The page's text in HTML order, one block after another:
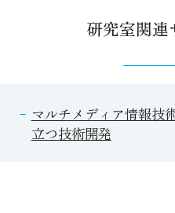
研究室関連
マルチメディア情報技
立つ技術開発